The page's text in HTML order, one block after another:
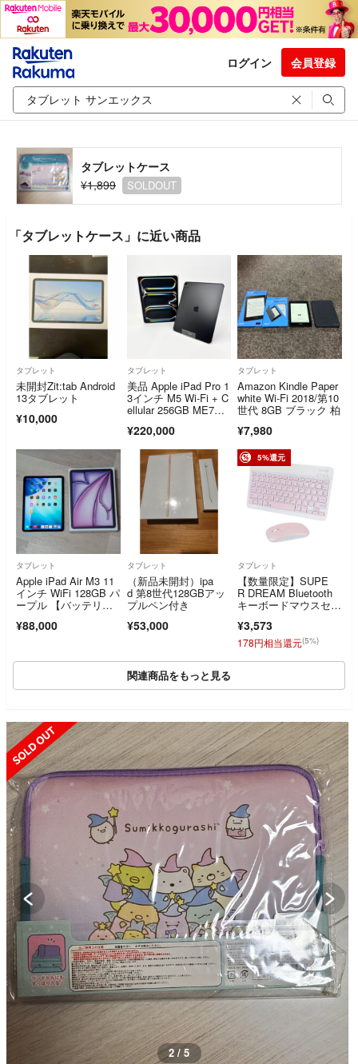
ログイン 会員登録
タブレットケース
¥1,899
SOLDOUT
「タブレットケース」に近い商品
タブレット
未開封Zit:tab Android
13タブレット
¥10,000
タブレット
美品 Apple iPad Pro 1
3インチ M5 Wi-Fi + C
ellular 256GB ME7W4
イ スタンダードグラ
ス バッテリー最大容
量100%【C8532-80】
¥220,000
タブレット
Amazon Kindle Paper
white Wi-Fi 2018/第10
世代 8GB ブラック 柏
¥7,980
タブレット
Apple iPad Air M3 11
インチ WiFi 128GB パ
ープル 【バッテリー1
¥88,000
タブレット
（新品未開封）ipa
d 第8世代128GBアッ
プルペン付き
¥53,000
5%還元
タブレット
【数量限定】SUPE
R DREAM Bluetooth
キーボードマウスセッ
¥3,573
178円相当還元(5%)
関連商品をもっと見る
SOLD OUT
2 / 5